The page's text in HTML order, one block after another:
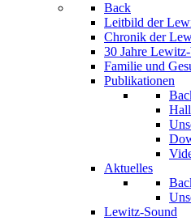
Back
Leitbild der
Chronik der
30 Jahre
Familie und
Publikationen
Aktuelles
Lewitz-Sound